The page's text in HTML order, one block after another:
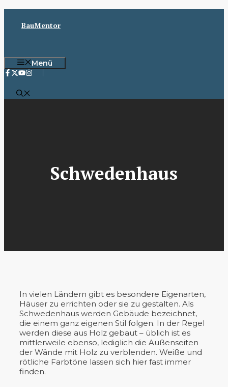
InhaltBauMentor
Menü
Schwedenhaus
In vielen Ländern gibt es besondere Eigenarten,
Häuser zu errichten oder sie zu gestalten. Als
Schwedenhaus werden Gebäude bezeichnet,
die einem ganz eigenen Stil folgen. In der Regel
werden diese aus Holz gebaut – üblich ist es
mittlerweile ebenso, lediglich die Außenseiten
der Wände mit Holz zu verblenden. Weiße und
rötliche Farbtöne lassen sich hier fast immer
finden.